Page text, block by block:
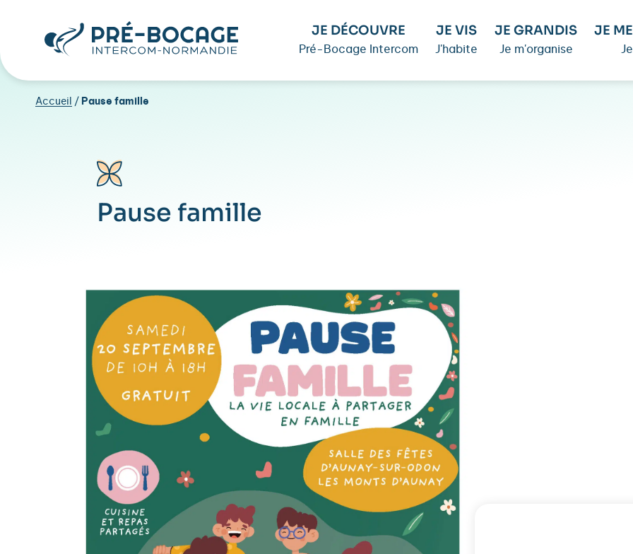
JE DÉCOUVRE
Pré-Bocage Intercom
JE VIS
J'habite
JE GRANDIS
Je m'organise
JE
Accueil / Pause famille
Pause famille